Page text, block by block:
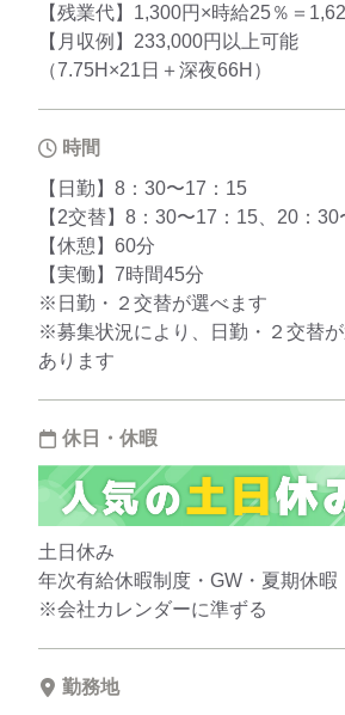
【残業代】1,300円×時給25％＝
【月収例】233,000円以上可能
（7.75H×21日＋深夜66H）
時間
【日勤】8：30〜17：15
【2交替】8：30〜17：15、20：
【休憩】60分
【実働】7時間45分
※日勤・２交替が選べます
※募集状況により、日勤・２交替
あります
休日・休暇
土日休み
年次有給休暇制度・GW・夏期休暇
※会社カレンダーに準ずる
勤務地